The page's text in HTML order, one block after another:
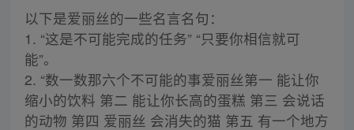
以下是爱丽丝的一些名言名句：
1. “这是不可能完成的任务” “只要你相信就可
能”。
2. “数一数那六个不可能的事爱丽丝第一 能让你
缩小的饮料 第二 能让你长高的蛋糕 第三 会说话
的动物 第四 爱丽丝 会消失的猫 第五 有一个地方